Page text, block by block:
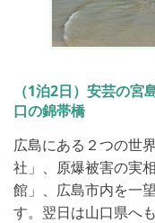
（1泊2日）安芸の
口の錦帯橋
広島にある２つの世
社」、原爆被害の実
館」、広島市内を一
す。翌日は山口県へ